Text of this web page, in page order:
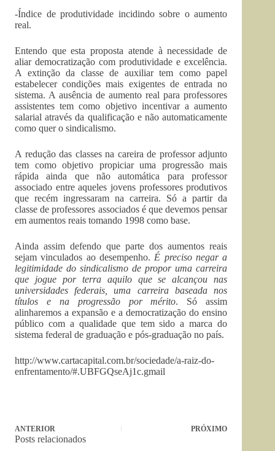
-Índice de produtividade incidindo sobre o aumento
real.
Entendo que esta proposta atende à necessidade de
aliar democratização com produtividade e excelência.
A extinção da classe de auxiliar tem como papel
estabelecer condições mais exigentes de entrada no
sistema. A ausência de aumento real para professores
assistentes tem como objetivo incentivar a aumento
salarial através da qualificação e não automaticamente
como quer o sindicalismo.
A redução das classes na careira de professor adjunto
tem como objetivo propiciar uma progressão mais
rápida ainda que não automática para professor
associado entre aqueles jovens professores produtivos
que recém ingressaram na carreira. Só a partir da
classe de professores associados é que devemos pensar
em aumentos reais tomando 1998 como base.
Ainda assim defendo que parte dos aumentos reais
sejam vinculados ao desempenho. É preciso negar a
legitimidade do sindicalismo de propor uma carreira
que jogue por terra aquilo que se alcançou nas
universidades federais, uma carreira baseada nos
títulos e na progressão por mérito. Só assim
alinharemos a expansão e a democratização do ensino
público com a qualidade que tem sido a marca do
sistema federal de graduação e pós-graduação no país.
http://www.cartacapital.com.br/sociedade/a-raiz-do-
enfrentamento/#.UBFGQseAj1c.gmail
ANTERIOR PRÓXIMO
Posts relacionados